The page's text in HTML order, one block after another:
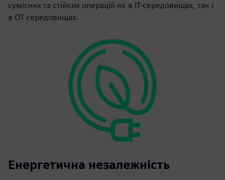
сумісних та стійких операцій як в ІТ-середовищах, так і
в ОТ середовищах.
Енергетична незалежність